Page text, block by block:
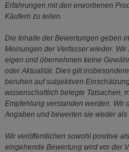
Erfahrungen mit den erworbenen
Käufern zu teilen.
Die Inhalte der Bewertungen geben
Meinungen der Verfasser wieder.
eigen und übernehmen keine
oder Aktualität. Dies gilt
beruhen auf subjektiven
wissenschaftlich belegte Tatsachen,
Empfehlung verstanden werden. Wir
Angaben und bewerten sie weder
Wir veröffentlichen sowohl positive
eingehende Bewertung wird vor der